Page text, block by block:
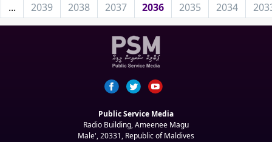
2034
2035
2036
2037
2038
2039
...
Public Service Media
Radio Building, Ameenee Magu
Male', 20331, Republic of Maldives